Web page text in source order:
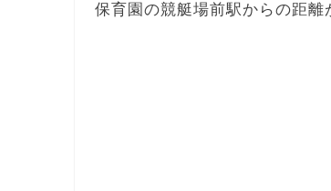
保育園の競艇場前駅からの距離